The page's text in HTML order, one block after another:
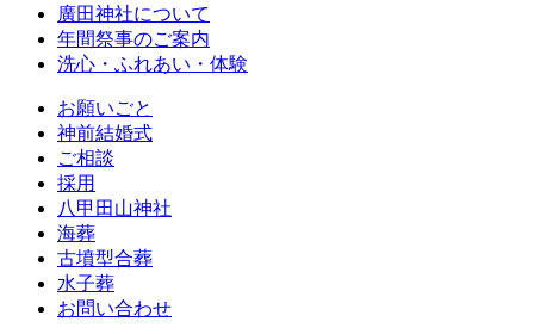
廣田神社について
年間祭事のご案内
洗心・ふれあい・体験
お願いごと
神前結婚式
ご相談
採用
八甲田山神社
海葬
古墳型合葬
水子葬
お問い合わせ